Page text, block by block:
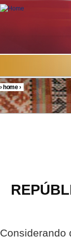
Skip to main content
You are here
›home›
Considerando